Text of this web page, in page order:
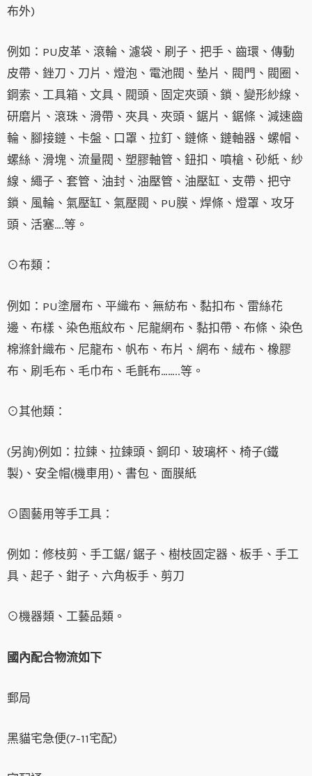
布外)
例如：PU皮革、滾輪、濾袋、刷子、把手、齒環、傳動
皮帶、銼刀、刀片、燈泡、電池閥、墊片、閥門、閥圈、
鋼索、工具箱、文具、閥頭、固定夾頭、鎖、變形紗線、
研磨片、滾珠、滑帶、夾具、夾頭、鋸片、鋸條、減速齒
輪、腳接鏈、卡盤、口罩、拉釘、鏈條、鏈軸器、螺帽、
螺絲、滑塊、流量閥、塑膠軸管、鈕扣、噴槍、砂紙、紗
線、繩子、套管、油封、油壓管、油壓缸、支帶、把守
鎖、風輪、氣壓缸、氣壓閥、PU膜、焊條、燈罩、攻牙
頭、活塞….等。
⊙布類：
例如：PU塗層布、平織布、無紡布、黏扣布、雷絲花
邊、布樣、染色瓶紋布、尼龍網布、黏扣帶、布條、染色
棉滌針織布、尼龍布、帆布、布片、網布、絨布、橡膠
布、刷毛布、毛巾布、毛氈布……..等。
⊙其他類：
(另詢)例如：拉鍊、拉鍊頭、鋼印、玻璃杯、椅子(鐵
製)、安全帽(機車用)、書包、面膜紙
⊙園藝用等手工具：
例如：修枝剪、手工鋸/ 鋸子、樹枝固定器、板手、手工
具、起子、鉗子、六角板手、剪刀
⊙機器類、工藝品類。
國內配合物流如下
郵局
黑貓宅急便(7-11宅配)